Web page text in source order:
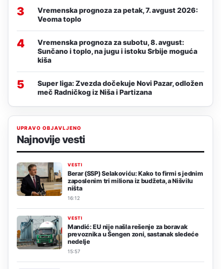
3
Vremenska prognoza za petak, 7. avgust 2026:
Veoma toplo
4
Vremenska prognoza za subotu, 8. avgust:
Sunčano i toplo, na jugu i istoku Srbije moguća
kiša
5
Super liga: Zvezda dočekuje Novi Pazar, odložen
meč Radničkog iz Niša i Partizana
UPRAVO OBJAVLJENO
Najnovije vesti
VESTI
Berar (SSP) Selakoviću: Kako to firmi s jednim
zaposlenim tri miliona iz budžeta, a Nišvilu
ništa
16:12
VESTI
Mandić: EU nije našla rešenje za boravak
prevoznika u Šengen zoni, sastanak sledeće
nedelje
15:57